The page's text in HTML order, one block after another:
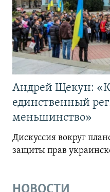
Андрей Щекун:
единственный
меньшинство»
Дискуссия вокруг
защиты прав